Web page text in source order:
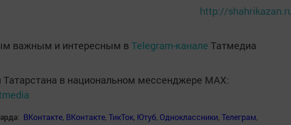
http://
важным и интересным в Telegram-канале Татмедиа
Татарстана в национальном мессенджере MАХ:
: ВКонтакте, ВКонтакте,ТикТок, Ютуб, Одноклассники,Телеграм,